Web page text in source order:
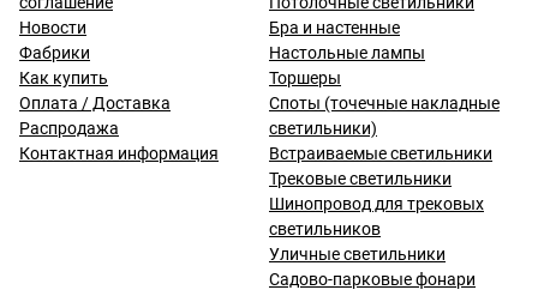
Новости
Фабрики
Как купить
Оплата / Доставка
Распродажа
Контактная информация
Бра и настенные
Настольные лампы
Торшеры
Споты (точечные накладные
светильники)
Встраиваемые светильники
Трековые светильники
Шинопровод для трековых
светильников
Уличные светильники
Садово-парковые фонари